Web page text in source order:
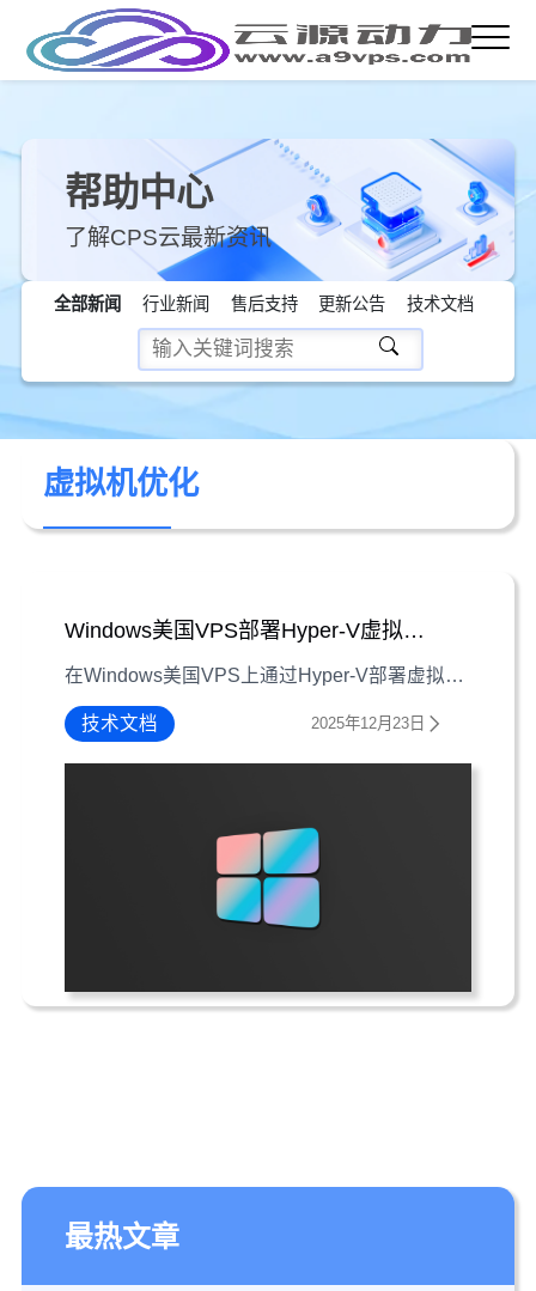
帮助中心
了解CPS云最新资讯
全部新闻 行业新闻 售后支持 更新公告 技术文档
虚拟机优化
Windows美国VPS部署Hyper-V虚拟机：动态内存分配指南
在Windows美国VPS上通过Hyper-V部署虚拟机时，动态内存分配是优化资源的关键。本文详解设置步骤、注意事项及验证方法，助你提升主机资源利用率。
技术文档 2025年12月23日
最热文章